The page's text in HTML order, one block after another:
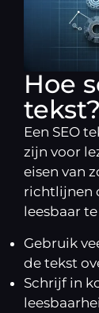
Hoe
tekst?
Een SEO
zijn voor
eisen van
richtlijnen
leesbaar
Gebruik
de tekst
Schrijf in